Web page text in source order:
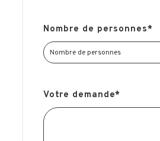
Nombre de personnes*
Votre demande*
Ophélie, Votre Experte
Questions, conseils, devis …
mesure dans la préparation de